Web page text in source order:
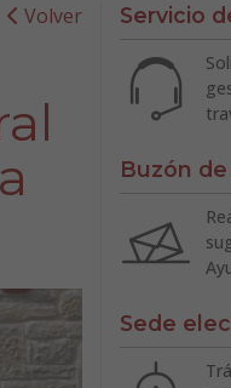
Volver Servicio
Buzón
Sede